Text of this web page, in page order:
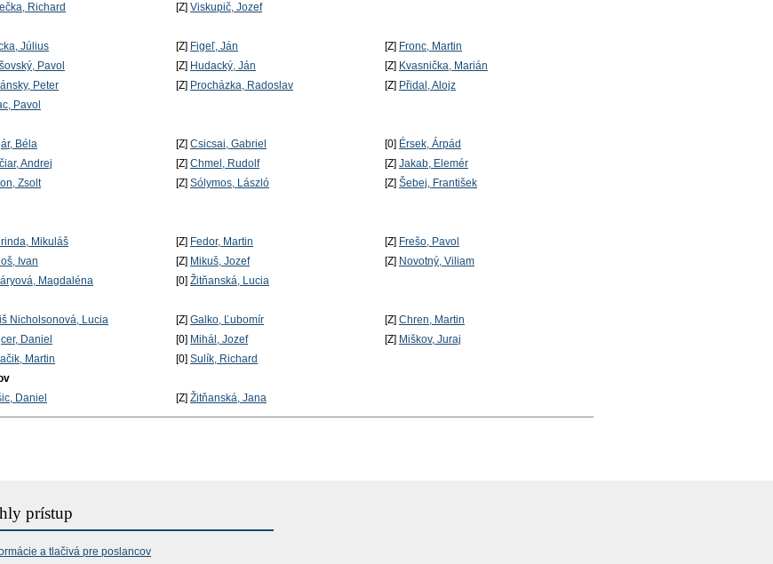
Richard [Z] Viskupič, Jozef
Július [Z] Figeľ, Ján [Z] Fronc, Martin
Pavol [Z] Hudacký, Ján [Z] Kvasnička, Marián
Peter [Z] Procházka, Radoslav [Z] Přidal, Alojz
Pavol
Béla [Z] Csicsai, Gabriel [0] Érsek, Árpád
Andrej [Z] Chmel, Rudolf [Z] Jakab, Elemér
Zsolt [Z] Sólymos, László [Z] Šebej, František
Mikuláš [Z] Fedor, Martin [Z] Frešo, Pavol
Ivan [Z] Mikuš, Jozef [Z] Novotný, Viliam
Magdaléna [0] Žitňanská, Lucia
Nicholsonová, Lucia [Z] Galko, Ľubomír [Z] Chren, Martin
Daniel [0] Mihál, Jozef [Z] Miškov, Juraj
Martin [0] Sulík, Richard
Daniel [Z] Žitňanská, Jana
prístup
a tlačivá pre poslancov